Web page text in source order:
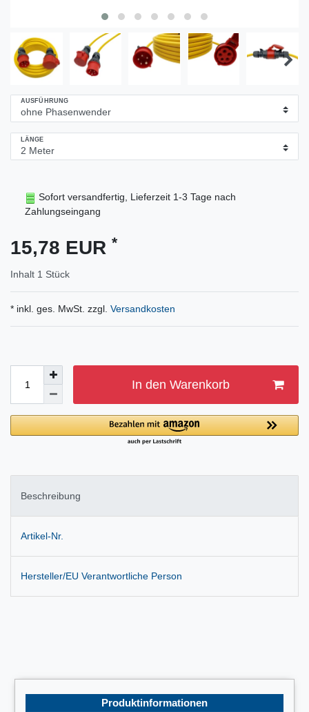
AUSFÜHRUNG
LÄNGE
Sofort versandfertig, Lieferzeit 1-3 Tage nach
Zahlungseingang
15,78 EUR *
Inhalt 1 Stück
* inkl. ges. MwSt. zzgl. Versandkosten
In den Warenkorb
Beschreibung
Artikel-Nr.
Hersteller/EU Verantwortliche Person
Produktinformationen